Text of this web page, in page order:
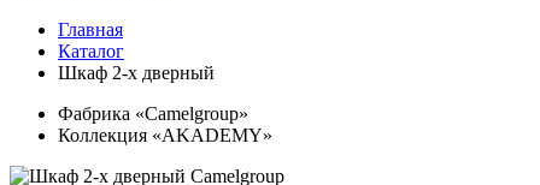
Главная
Каталог
Шкаф 2-х дверный
Фабрика «Camelgroup»
Коллекция «AKADEMY»